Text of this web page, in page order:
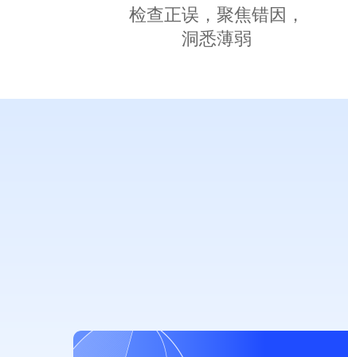
检查正误，聚焦错因，
洞悉薄弱